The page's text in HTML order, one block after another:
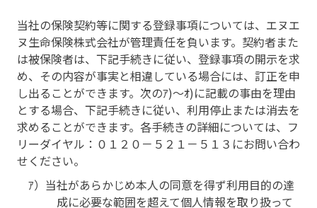
当社の保険契約等に関する登録事項については、エヌエ
ヌ生命保険株式会社が管理責任を負います。契約者また
は被保険者は、下記手続きに従い、登録事項の開示を求
め、その内容が事実と相違している場合には、訂正を申
し出ることができます。次のｱ)～ｵ)に記載の事由を理由
とする場合、下記手続きに従い、利用停止または消去を
求めることができます。各手続きの詳細については、フ
リーダイヤル：０１２０－５２１－５１３にお問い合わ
せください。
ｱ）当社があらかじめ本人の同意を得ず利用目的の達
成に必要な範囲を超えて個人情報を取り扱って